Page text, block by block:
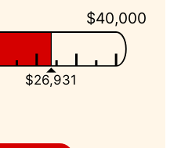
$40,000
$26,931